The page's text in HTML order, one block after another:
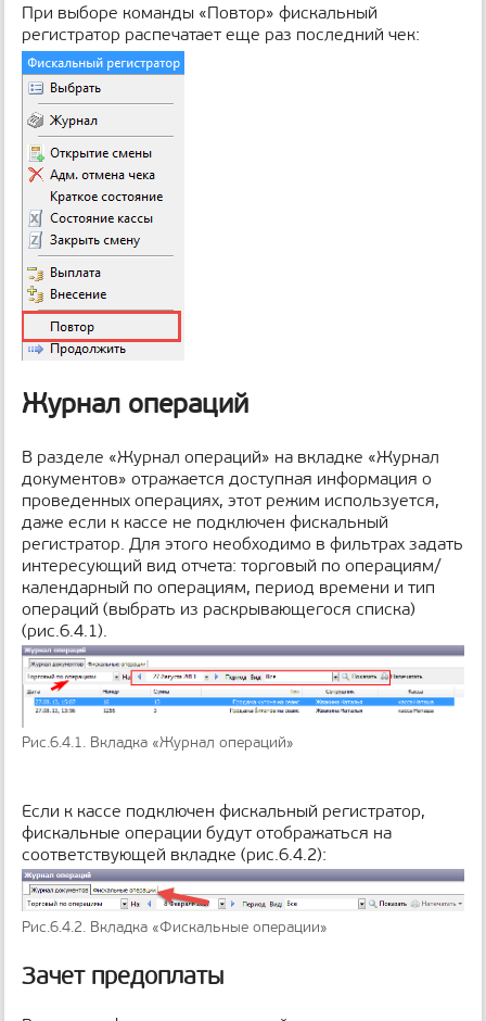
При выборе команды «Повтор» фискальный
регистратор распечатает еще раз последний чек:
Журнал операций
В разделе «Журнал операций» на вкладке «Журнал
документов» отражается доступная информация о
проведенных операциях, этот режим используется,
даже если к кассе не подключен фискальный
регистратор. Для этого необходимо в фильтрах задать
интересующий вид отчета: торговый по операциям/
календарный по операциям, период времени и тип
операций (выбрать из раскрывающегося списка)
(рис.6.4.1).
Рис.6.4.1. Вкладка «Журнал операций»
Если к кассе подключен фискальный регистратор,
фискальные операции будут отображаться на
соответствующей вкладке (рис.6.4.2):
Рис.6.4.2. Вкладка «Фискальные операции»
Зачет предоплаты